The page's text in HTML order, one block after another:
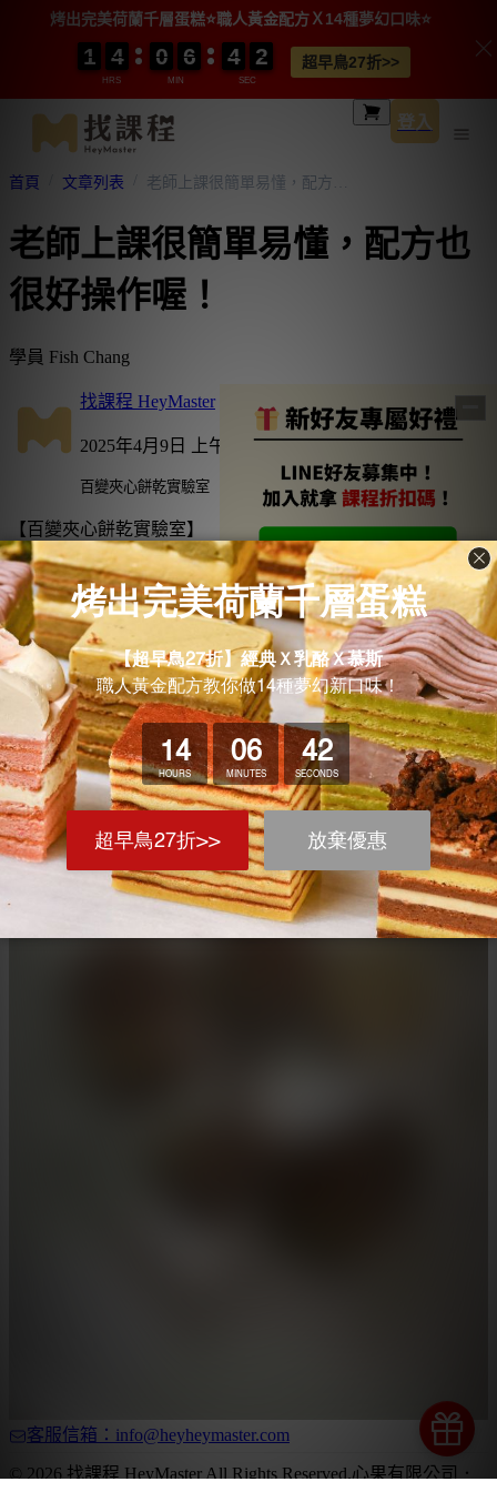
登入
首頁 文章列表 老師上課很簡單易懂，配方也很好操作喔！
老師上課很簡單易懂，配方也
很好操作喔！
學員 Fish Chang
找課程 HeyMaster
2025年4月9日 上午 7:48
百變夾心餅乾實驗室
【百變夾心餅乾實驗室】
老師上課很簡單易懂，配方也很好操作喔！
只是我還沒開始夾內餡(熱+懶）
先獻醜😵‍💫
學員 Fish Chang
<線上課程點我報名>
客服信箱：info@heyheymaster.com
© 2026 找課程 HeyMaster All Rights Reserved.心果有限公司
．
烤出完美荷蘭千層蛋糕⭐️職人黃金配方Ｘ14種夢幻口味⭐️
HRS
1
1
1
1 4
4
4
4
MIN
0
0
0
0 6
6
6
6
SEC
4
4
4
4 0
0
2
2
2
2 超早鳥27折>>